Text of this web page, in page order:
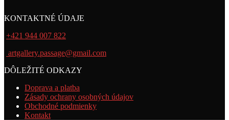
KONTAKTNÉ ÚDAJE
+421 944 007 822
artgallery.passage@gmail.com
DÔLEŽITÉ ODKAZY
Doprava a platba
Zásady ochrany osobných údajov
Obchodné podmienky
Kontakt